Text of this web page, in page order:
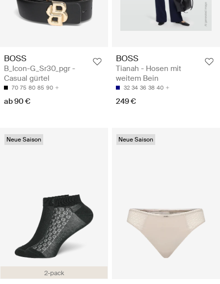
BOSS
B_Icon-G_Sr30_pgr -
Casual gürtel
70 75 80 85 90
ab 90 €
BOSS
Tianah - Hosen mit
weitem Bein
32 34 36 38 40
249 €
2-pack
Neue Saison Neue Saison